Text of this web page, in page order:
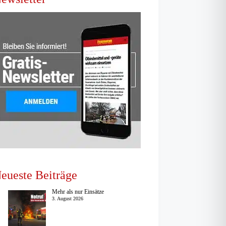
Beiträge
Mehr als nur Einsätze
3. August 2026